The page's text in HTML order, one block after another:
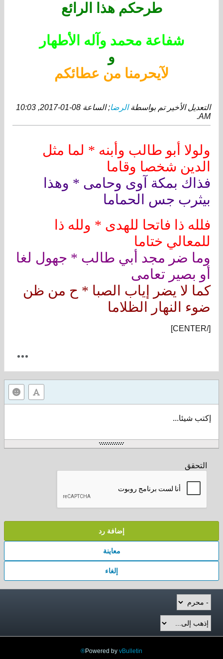
طرحكم هذا الرائع
شفاعة محمد وآله الأطهار
و
لآيحرمنا من عطائكم
التعديل الأخير تم بواسطةالرضا; الساعة
08-01-2017, 10:03
AM
.
ولولا أبو طالب وأبنه * لما مثل
الدين شخصا وقاما
فذاك بمكة آوى وحامى * وهذا
بيثرب جس الحماما
فلله ذا فاتحا للهدى * ولله ذا
للمعالي ختاما
وما ضر مجد أبي طالب * جهول لغا
أو بصير تعامى
كما لا يضر إياب الصبا * ح من ظن
ضوء النهار الظلاما
[/CENTER]
إكتب شيئا...
التحقق
إضافة رد
معاينة
إلغاء
Powered by vBulletin®